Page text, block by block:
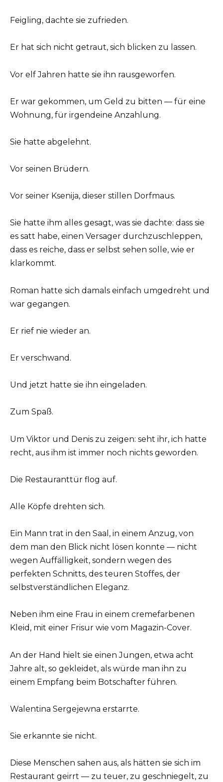
Feigling, dachte sie zufrieden.
Er hat sich nicht getraut, sich blicken zu lassen.
Vor elf Jahren hatte sie ihn rausgeworfen.
Er war gekommen, um Geld zu bitten — für eine
Wohnung, für irgendeine Anzahlung.
Sie hatte abgelehnt.
Vor seinen Brüdern.
Vor seiner Ksenija, dieser stillen Dorfmaus.
Sie hatte ihm alles gesagt, was sie dachte: dass sie
es satt habe, einen Versager durchzuschleppen,
dass es reiche, dass er selbst sehen solle, wie er
klarkommt.
Roman hatte sich damals einfach umgedreht und
war gegangen.
Er rief nie wieder an.
Er verschwand.
Und jetzt hatte sie ihn eingeladen.
Zum Spaß.
Um Viktor und Denis zu zeigen: seht ihr, ich hatte
recht, aus ihm ist immer noch nichts geworden.
Die Restauranttür flog auf.
Alle Köpfe drehten sich.
Ein Mann trat in den Saal, in einem Anzug, von
dem man den Blick nicht lösen konnte — nicht
wegen Auffälligkeit, sondern wegen des
perfekten Schnitts, des teuren Stoffes, der
selbstverständlichen Eleganz.
Neben ihm eine Frau in einem cremefarbenen
Kleid, mit einer Frisur wie vom Magazin-Cover.
An der Hand hielt sie einen Jungen, etwa acht
Jahre alt, so gekleidet, als würde man ihn zu
einem Empfang beim Botschafter führen.
Walentina Sergejewna erstarrte.
Sie erkannte sie nicht.
Diese Menschen sahen aus, als hätten sie sich im
Restaurant geirrt — zu teuer, zu geschniegelt, zu